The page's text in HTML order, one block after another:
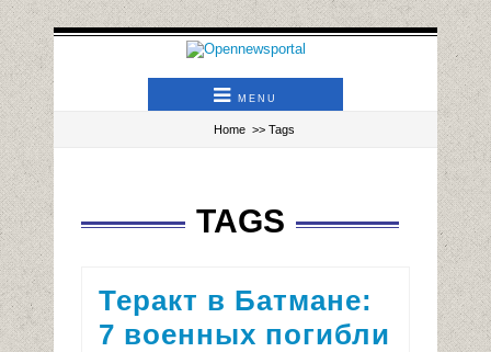
MENU
Home >> Tags
TAGS
Теракт в Батмане:
7 военных погибли